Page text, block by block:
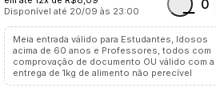
Disponível até 20/09 às 23:00
0
Meia entrada válido para Estudantes, Idosos
acima de 60 anos e Professores, todos com
comprovação de documento OU válido com a
entrega de 1kg de alimento não perecível